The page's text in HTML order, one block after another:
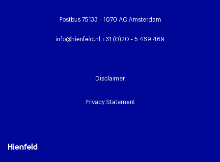
Postbus 75133 - 1070 AC Amsterdam
info@hienfeld.nl +31 (0)20 - 5 469 469
Disclaimer
Privacy Statement